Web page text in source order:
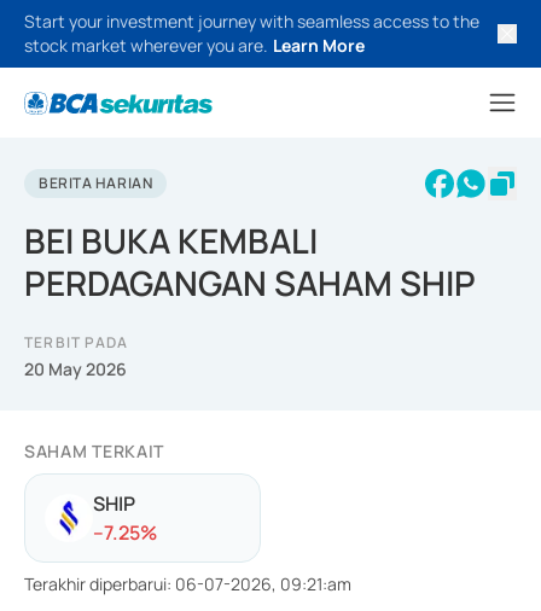
Start your investment journey with seamless access to the
stock market wherever you are. Learn More
BERITA HARIAN
BEI BUKA KEMBALI
PERDAGANGAN SAHAM SHIP
TERBIT PADA
20 May 2026
SAHAM TERKAIT
SHIP
--7.25%
Terakhir diperbarui: 06-07-2026, 09:21:am